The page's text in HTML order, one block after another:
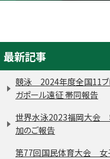
最新記事
競泳 2024年度全国11ブ
ガポール遠征 帯同報告
世界水泳2023福岡大会
加のご報告
第77回国民体育大会 女